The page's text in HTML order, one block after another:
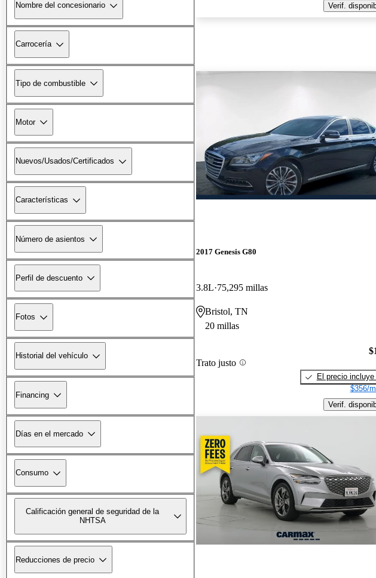
Nombre del concesionario
Carrocería
Tipo de combustible
Motor
Nuevos/Usados/Certificados
Características
Número de asientos
Perfil de descuento
Fotos
Historial del vehículo
Financing
Días en el mercado
Consumo
Calificación general de seguridad de la
NHTSA
Reducciones de precio
Verif.
2017 Genesis G80
3.8L 75,295 millas
Bristol, TN
20 millas
Trato justo
El precio
$356/
Verif.